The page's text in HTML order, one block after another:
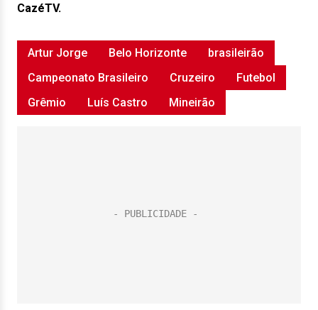
CazéTV.
Artur Jorge Belo Horizonte
brasileirão
Campeonato Brasileiro
Cruzeiro
Futebol
Grêmio
Luís Castro Mineirão